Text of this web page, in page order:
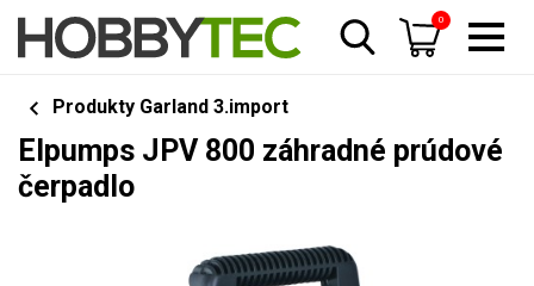
0
Produkty Garland 3.import
Elpumps JPV 800 záhradné prúdové
čerpadlo